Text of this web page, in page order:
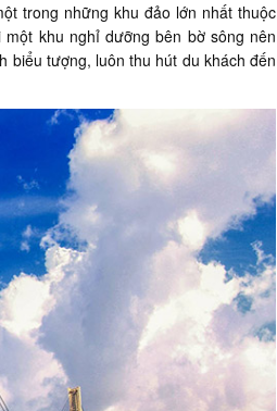
trong những khu đảo lớn nhất thuộc
khu nghỉ dưỡng bên bờ sông nên
biểu tượng, luôn thu hút du khách đến